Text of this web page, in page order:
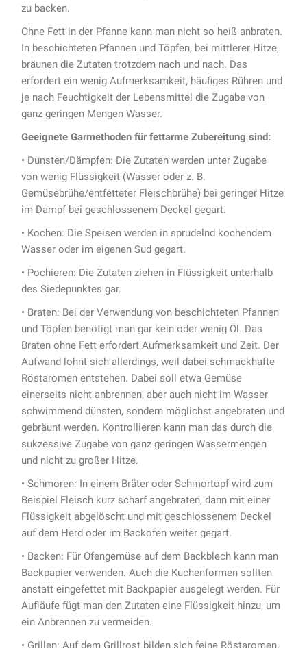
zu backen.
Ohne Fett in der Pfanne kann man nicht so heiß anbraten.
In beschichteten Pfannen und Töpfen, bei mittlerer Hitze,
bräunen die Zutaten trotzdem nach und nach. Das
erfordert ein wenig Aufmerksamkeit, häufiges Rühren und
je nach Feuchtigkeit der Lebensmittel die Zugabe von
ganz geringen Mengen Wasser.
Geeignete Garmethoden für fettarme Zubereitung sind:
• Dünsten/Dämpfen: Die Zutaten werden unter Zugabe
von wenig Flüssigkeit (Wasser oder z. B.
Gemüsebrühe/entfetteter Fleischbrühe) bei geringer Hitze
im Dampf bei geschlossenem Deckel gegart.
• Kochen: Die Speisen werden in sprudelnd kochendem
Wasser oder im eigenen Sud gegart.
• Pochieren: Die Zutaten ziehen in Flüssigkeit unterhalb
des Siedepunktes gar.
• Braten: Bei der Verwendung von beschichteten Pfannen
und Töpfen benötigt man gar kein oder wenig Öl. Das
Braten ohne Fett erfordert Aufmerksamkeit und Zeit. Der
Aufwand lohnt sich allerdings, weil dabei schmackhafte
Röstaromen entstehen. Dabei soll etwa Gemüse
einerseits nicht anbrennen, aber auch nicht im Wasser
schwimmend dünsten, sondern möglichst angebraten und
gebräunt werden. Kontrollieren kann man das durch die
sukzessive Zugabe von ganz geringen Wassermengen
und nicht zu großer Hitze.
• Schmoren: In einem Bräter oder Schmortopf wird zum
Beispiel Fleisch kurz scharf angebraten, dann mit einer
Flüssigkeit abgelöscht und mit geschlossenem Deckel
auf dem Herd oder im Backofen weiter gegart.
• Backen: Für Ofengemüse auf dem Backblech kann man
Backpapier verwenden. Auch die Kuchenformen sollten
anstatt eingefettet mit Backpapier ausgelegt werden. Für
Aufläufe fügt man den Zutaten eine Flüssigkeit hinzu, um
ein Anbrennen zu vermeiden.
• Grillen: Auf dem Grillrost bilden sich feine Röstaromen.